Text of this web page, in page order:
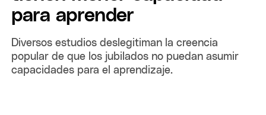
para aprender
Diversos estudios deslegitiman la creencia
popular de que los jubilados no puedan asumir
capacidades para el aprendizaje.